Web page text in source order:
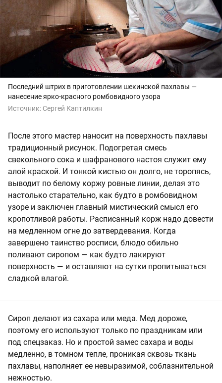
Последний штрих в приготовлении шекинской пахлавы —
нанесение ярко-красного ромбовидного узора
Источник: Сергей Каптилкин
После этого мастер наносит на поверхность пахлавы
традиционный рисунок. Подогретая смесь
свекольного сока и шафранового настоя служит ему
алой краской. И тонкой кистью он долго, не торопясь,
выводит по белому коржу ровные линии, делая это
настолько старательно, как будто в ромбовидном
узоре и заключен главный мистический смысл его
кропотливой работы. Расписанный корж надо довести
на медленном огне до затвердевания. Когда
завершено таинство росписи, блюдо обильно
поливают сиропом — как будто лакируют
поверхность — и оставляют на сутки пропитываться
сладкой влагой.
Сироп делают из сахара или меда. Мед дороже,
поэтому его используют только по праздникам или
под спецзаказ. Но и простой замес сахара и воды
медленно, в томном тепле, проникая сквозь ткань
пахлавы, наполняет ее невыразимой, соблазнительной
нежностью.